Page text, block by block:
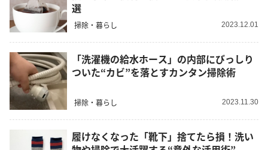
選
掃除・暮らし 2023.12.01
「洗濯機の給水ホース」の内部にびっしり
ついた“カビ”を落とすカンタン掃除術
掃除・暮らし 2023.11.30
履けなくなった「靴下」捨てたら損！洗い